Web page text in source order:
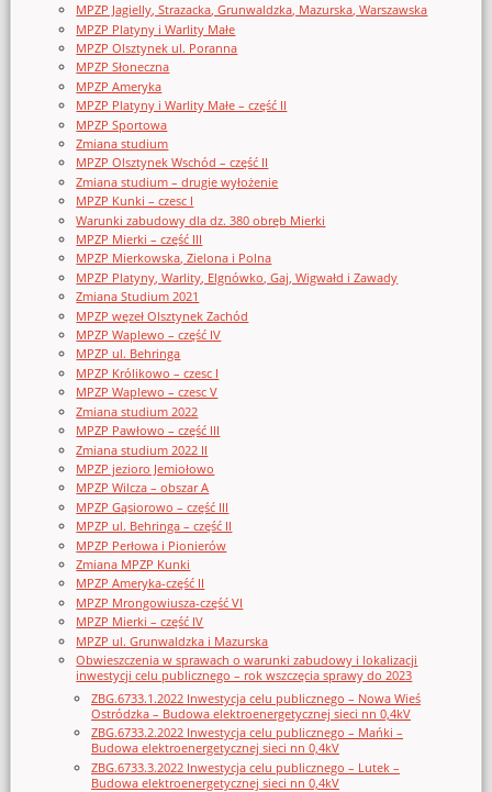
MPZP Jagielly, Strazacka, Grunwaldzka, Mazurska, Warszawska
MPZP Platyny i Warlity Małe
MPZP Olsztynek ul. Poranna
MPZP Słoneczna
MPZP Ameryka
MPZP Platyny i Warlity Małe – część II
MPZP Sportowa
Zmiana studium
MPZP Olsztynek Wschód – część II
Zmiana studium – drugie wyłożenie
MPZP Kunki – czesc I
Warunki zabudowy dla dz. 380 obręb Mierki
MPZP Mierki – część III
MPZP Mierkowska, Zielona i Polna
MPZP Platyny, Warlity, Elgnówko, Gaj, Wigwałd i Zawady
Zmiana Studium 2021
MPZP węzeł Olsztynek Zachód
MPZP Waplewo – część IV
MPZP ul. Behringa
MPZP Królikowo – czesc I
MPZP Waplewo – czesc V
Zmiana studium 2022
MPZP Pawłowo – część III
Zmiana studium 2022 II
MPZP jezioro Jemiołowo
MPZP Wilcza – obszar A
MPZP Gąsiorowo – część III
MPZP ul. Behringa – część II
MPZP Perłowa i Pionierów
Zmiana MPZP Kunki
MPZP Ameryka-część II
MPZP Mrongowiusza-część VI
MPZP Mierki – część IV
MPZP ul. Grunwaldzka i Mazurska
Obwieszczenia w sprawach o warunki zabudowy i lokalizacji
inwestycji celu publicznego – rok wszczęcia sprawy do 2023
ZBG.6733.1.2022 Inwestycja celu publicznego – Nowa Wieś
Ostródzka – Budowa elektroenergetycznej sieci nn 0,4kV
ZBG.6733.2.2022 Inwestycja celu publicznego – Mańki –
Budowa elektroenergetycznej sieci nn 0,4kV
ZBG.6733.3.2022 Inwestycja celu publicznego – Lutek –
Budowa elektroenergetycznej sieci nn 0,4kV